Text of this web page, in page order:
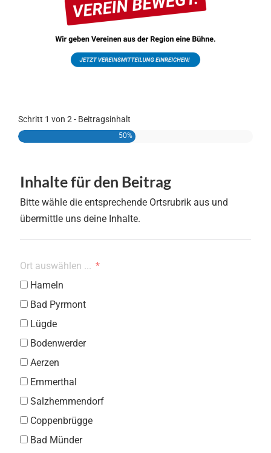
Schritt 1 von 2 - Beitragsinhalt
50%
Inhalte für den Beitrag
Bitte wähle die entsprechende Ortsrubrik aus und
übermittle uns deine Inhalte.
Ort auswählen ...
Hameln
Bad Pyrmont
Lügde
Bodenwerder
Aerzen
Emmerthal
Salzhemmendorf
Coppenbrügge
Bad Münder